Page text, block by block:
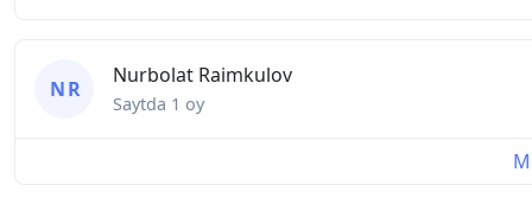
N R
Nurbolat Raimkulov
Saytda 1 oy